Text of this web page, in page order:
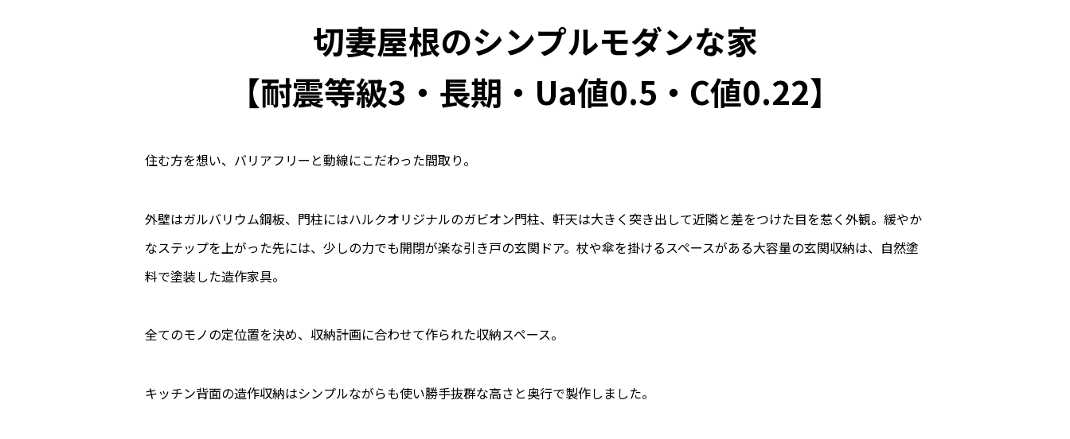
切妻屋根のシンプルモダンな家
【耐震等級3・長期・Ua値0.5・C値0.22】
住む方を想い、バリアフリーと動線にこだわった間取り。
外壁はガルバリウム鋼板、門柱にはハルクオリジナルのガビオン門柱、軒天は大きく突き出して近隣と差をつけた目を惹く外観。緩やか
なステップを上がった先には、少しの力でも開閉が楽な引き戸の玄関ドア。杖や傘を掛けるスペースがある大容量の玄関収納は、自然塗
料で塗装した造作家具。
全てのモノの定位置を決め、収納計画に合わせて作られた収納スペース。
キッチン背面の造作収納はシンプルながらも使い勝手抜群な高さと奥行で製作しました。